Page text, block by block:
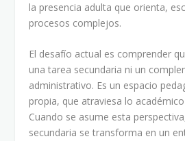
la presencia adulta que orienta,
procesos complejos.
El desafío actual es comprender
una tarea secundaria ni un
administrativo. Es un espacio
propia, que atraviesa lo
Cuando se asume esta
secundaria se transforma en un